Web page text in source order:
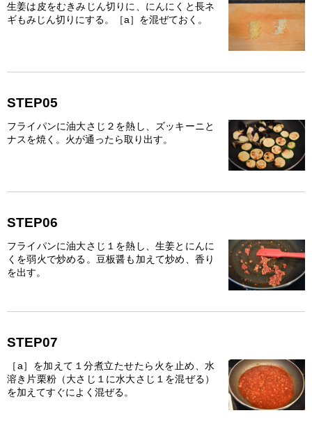
生姜は皮をむきみじん切りに、にんにくと長ネ
ギもみじん切りにする。［a］を混ぜておく。
STEP05
フライパンに油大さじ２を熱し、ズッキーニと
ナスを焼く。火が通ったら取り出す。
STEP06
フライパンに油大さじ１を熱し、生姜とにんに
くを弱火で炒める。豆板醤も加えて炒め、香り
を出す。
STEP07
［a］を加えて１分煮立たせたら火を止め、水
溶き片栗粉（大さじ１に水大さじ１を混ぜる）
を加えてすぐによく混ぜる。